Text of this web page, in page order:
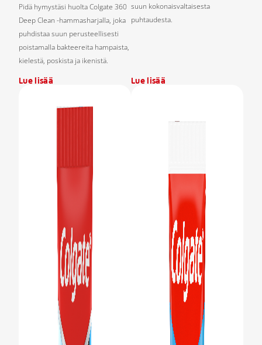
Pidä hymystäsi huolta Colgate 360
Deep Clean -hammasharjalla, joka
puhdistaa suun perusteellisesti
poistamalla bakteereita hampaista,
kielestä, poskista ja ikenistä.
Lue lisää
suun kokonaisvaltaisesta
puhtaudesta.
Lue lisää